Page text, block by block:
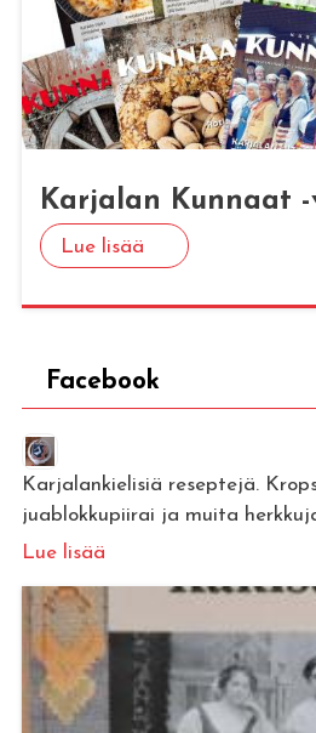
Kar­ja­lan Kun­naat
Lue lisää
Facebook
Karjalankielisiä reseptejä.
juablokkupiirai ja muita
Lue lisää